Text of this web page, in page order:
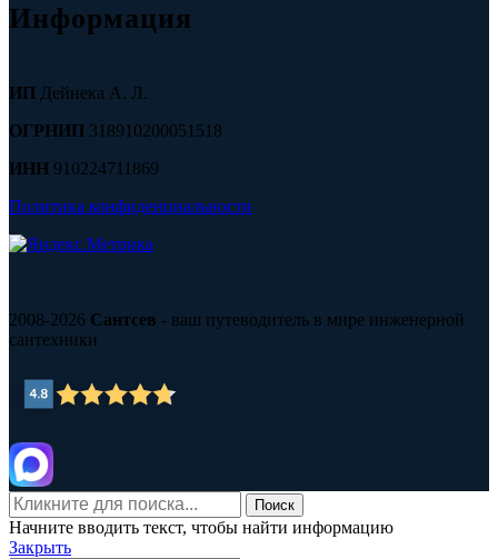
Информация
ИП Дейнека А. Л.
ОГРНИП 318910200051518
ИНН 910224711869
Политика конфиденциальности
2008-2026 Сантсев - ваш путеводитель в мире инженерной
сантехники
Поиск
Начните вводить текст, чтобы найти информацию
Закрыть